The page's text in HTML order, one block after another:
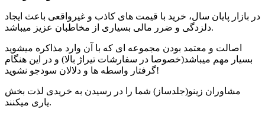
در بازار پایان سال، خرید با قیمت های کاذب و غیرواقعی باعث ایجاد
دلزدگی و ضرر مالی بسیاری از مخاطبان عزیز میباشد.
اصالت و معتمد بودن مجموعه ای که با آن وارد مذاکره میشوید
بسیار مهم میباشد(خصوصا در سفارشات تیراژ بالا) و در این هنگام
گرفتار واسطه ها و دلالان سودجو نشوید!
مشاوران زینو(جلدساز) شما را در رسیدن به خریدی لذت بخش
یاری میکنند.